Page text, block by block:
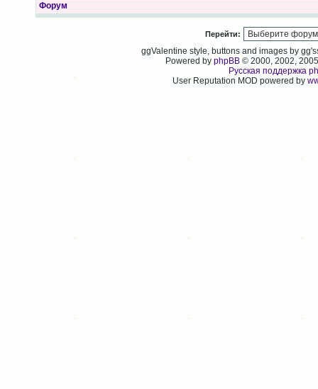
Форум
Перейти:
ggValentine style, buttons and images by
Powered byphpBB © 2000, 2002,
Русская поддержка
User Reputation MOD powered by